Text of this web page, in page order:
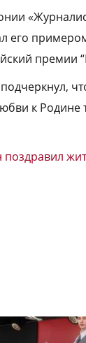
его
премии
к Родине
поздравил